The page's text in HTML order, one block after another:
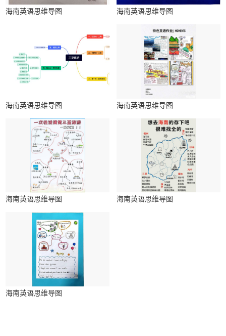
海南英语思维导图 海南英语思维导图
海南英语思维导图 海南英语思维导图
海南英语思维导图 海南英语思维导图
海南英语思维导图